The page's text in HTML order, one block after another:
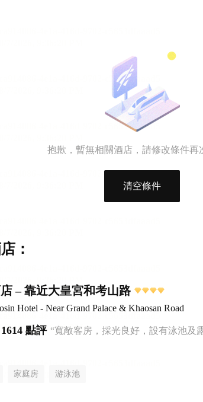
抱歉，暫無相關酒店，請修改條件再
清空條件
：
– 靠近大皇宮和考山路
Hotel - Near Grand Palace & Khaosan Road
1614 點評 “寬敞客房，採光良好，設有泳池及
家庭房 游泳池